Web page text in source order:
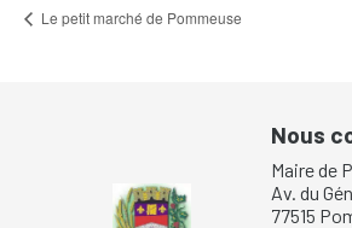
Le petit marché de Pommeuse
Nous
Maire de
Av. du
77515